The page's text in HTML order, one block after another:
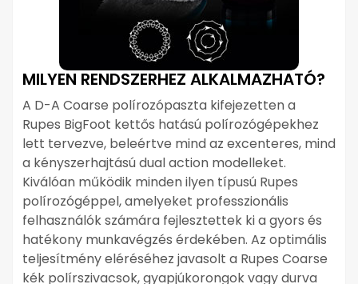
MILYEN RENDSZERHEZ ALKALMAZHATÓ?
A D-A Coarse polírozópaszta kifejezetten a
Rupes BigFoot kettős hatású polírozógépekhez
lett tervezve, beleértve mind az excenteres, mind
a kényszerhajtású dual action modelleket.
Kiválóan működik minden ilyen típusú Rupes
polírozógéppel, amelyeket professzionális
felhasználók számára fejlesztettek ki a gyors és
hatékony munkavégzés érdekében. Az optimális
teljesítmény eléréséhez javasolt a Rupes Coarse
kék polírszivacsok, gyapjúkorongok vagy durva